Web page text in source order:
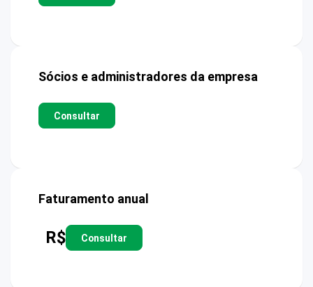
Sócios e administradores da empresa
Consultar
Faturamento anual
R$ Consultar